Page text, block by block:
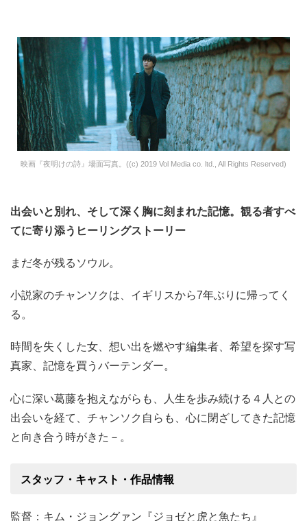
映画『夜明けの詩』場面写真。((c) 2019 Vol Media co. ltd., All Rights Reserved)
出会いと別れ、そして深く胸に刻まれた記憶。観る者すべ
てに寄り添うヒーリングストーリー
まだ冬が残るソウル。
小説家のチャンソクは、イギリスから7年ぶりに帰ってく
る。
時間を失くした女、想い出を燃やす編集者、希望を探す写
真家、記憶を買うバーテンダー。
心に深い葛藤を抱えながらも、人生を歩み続ける４人との
出会いを経て、チャンソク自らも、心に閉ざしてきた記憶
と向き合う時がきた－。
スタッフ・キャスト・作品情報
監督：キム・ジョングァン『ジョゼと虎と魚たち』